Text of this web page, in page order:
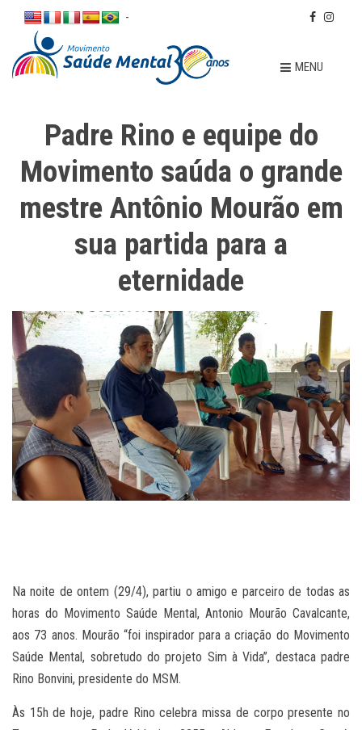
-
MENU
Padre Rino e equipe do
Movimento saúda o grande
mestre Antônio Mourão em
sua partida para a
eternidade
Na noite de ontem (29/4), partiu o amigo e parceiro de todas as
horas do Movimento Saúde Mental, Antonio Mourão Cavalcante,
aos 73 anos. Mourão “foi inspirador para a criação do Movimento
Saúde Mental, sobretudo do projeto Sim à Vida”, destaca padre
Rino Bonvini, presidente do MSM.
Às 15h de hoje, padre Rino celebra missa de corpo presente no